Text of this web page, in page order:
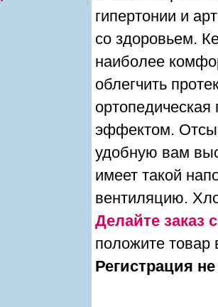
гипертонии и
со здоровьем.
наиболее
облегчить
эффектом.
удобную вам
имеет такой
вентиляцию.
Делайте заказ
положите товар
Регистрация